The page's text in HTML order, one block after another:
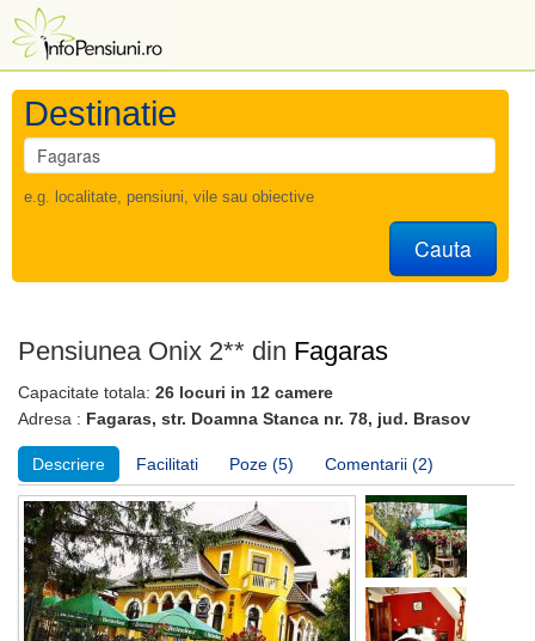
Destinatie
e.g. localitate, pensiuni, vile sau obiective
Cauta
Pensiunea Onix 2** din Fagaras
Capacitate totala: 26 locuri in 12 camere
Adresa : Fagaras, str. Doamna Stanca nr. 78, jud. Brasov
Descriere Facilitati Poze (5) Comentarii (2)